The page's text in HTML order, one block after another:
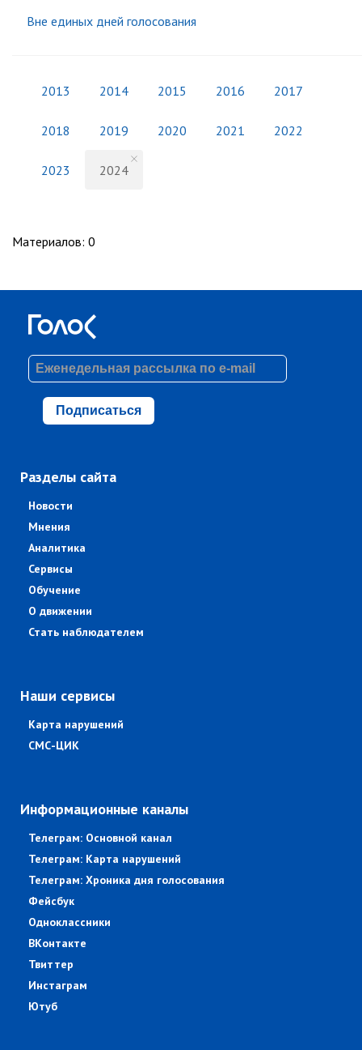
Вне единых дней голосования
2013 2014 2015 2016 2017
2018 2019 2020 2021 2022
2023 2024
Материалов: 0
Подписаться
Разделы сайта
Новости
Мнения
Аналитика
Сервисы
Обучение
О движении
Стать наблюдателем
Наши сервисы
Карта нарушений
СМС-ЦИК
Информационные каналы
Телеграм: Основной канал
Телеграм: Карта нарушений
Телеграм: Хроника дня голосования
Фейсбук
Одноклассники
ВКонтакте
Твиттер
Инстаграм
Ютуб